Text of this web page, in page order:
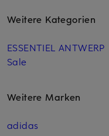
Weitere Kategorien
ESSENTIEL ANTWERP
Sale
Weitere Marken
adidas